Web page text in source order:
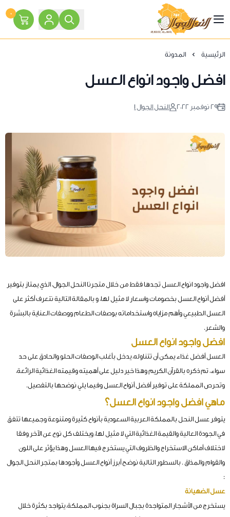
النحل الجوال
٠
الرئيسية المدونة
افضل واجود انواع العسل
٢٩ نوفمبر ٢٠٢٢ النحل الجوال 1
افضل واجود انواع العسل تجدها فقط من خلال متجرنا النحل الجوال، الذي يمتاز بتوفير
أفضل أنواع العسل بخصومات واسعار لا مثيل لها، و بالمقالة التالية نتعرف أكثر على
العسل الطبيعي وأهم مزاياه واستخداماته بوصفات الطعام ووصفات العناية بالبشرة
والشعر.
افضل واجود انواع العسل
العسل أفضل غذاء يمكن أن تتناوله، يدخل بأغلب الوصفات الحلو والحادق على حد
سواء، تم ذكره بالقرآن الكريم وهذا خير دليل على أهميته وقيمته الغذائية الرائعة،
وتحرص المملكة على توفير أفضل أنواع العسل وفيما يلي نوضحها بالتفصيل.
ماهيافضل واجود انواع العسل؟
يتوفر عسل النحل بالمملكة العربية السعودية بأنواع كثيرة ومتنوعة وجميعها تتفق
في الجودة العالية والقيمة الغذائية التي لا مثيل لها، ويختلف كل نوع عن الآخر وفقا
لاختلاف أماكن الاستخراج والظروف التي يستخرج فيها العسل وهذا يؤثر على اللون
والقوام والمذاق . بالسطور التالية نوضح أبرز أنواع العسل وأجودها بمتجر النحل الجوال
:
عسل الضهيانة
يستخرج من الأشجار المتواجدة بجبال السراة بجنوب المملكة، يتواجد بكثرة خلال